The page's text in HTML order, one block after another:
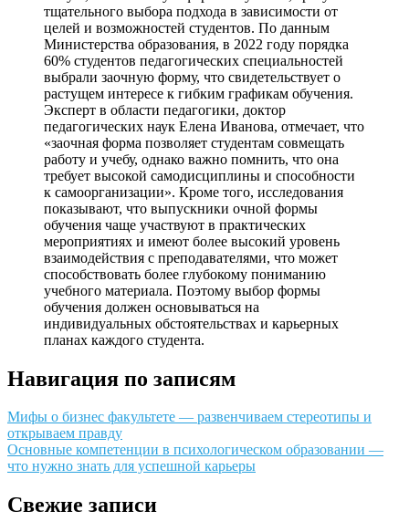
тщательного выбора подхода в зависимости от
целей и возможностей студентов. По данным
Министерства образования, в 2022 году порядка
60% студентов педагогических специальностей
выбрали заочную форму, что свидетельствует о
растущем интересе к гибким графикам обучения.
Эксперт в области педагогики, доктор
педагогических наук Елена Иванова, отмечает, что
«заочная форма позволяет студентам совмещать
работу и учебу, однако важно помнить, что она
требует высокой самодисциплины и способности
к самоорганизации». Кроме того, исследования
показывают, что выпускники очной формы
обучения чаще участвуют в практических
мероприятиях и имеют более высокий уровень
взаимодействия с преподавателями, что может
способствовать более глубокому пониманию
учебного материала. Поэтому выбор формы
обучения должен основываться на
индивидуальных обстоятельствах и карьерных
планах каждого студента.
Навигация по записям
Мифы о бизнес факультете — развенчиваем стереотипы и
открываем правду
Основные компетенции в психологическом образовании —
что нужно знать для успешной карьеры
Свежие записи